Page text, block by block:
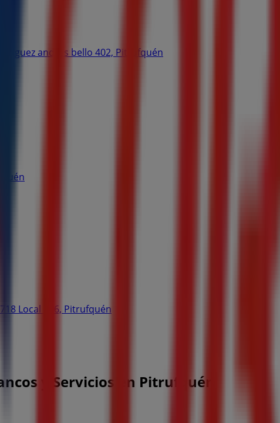
andres bello 402, Pitrufquén
Local 106, Pitrufquén
y Servicios en Pitrufquén